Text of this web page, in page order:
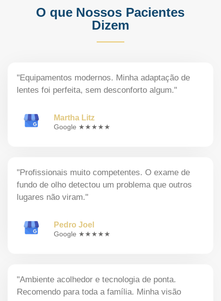
O que Nossos Pacientes
Dizem
"Equipamentos modernos. Minha adaptação de
lentes foi perfeita, sem desconforto algum."
Martha Litz
Google ★★★★★
"Profissionais muito competentes. O exame de
fundo de olho detectou um problema que outros
lugares não viram."
Pedro Joel
Google ★★★★★
"Ambiente acolhedor e tecnologia de ponta.
Recomendo para toda a família. Minha visão